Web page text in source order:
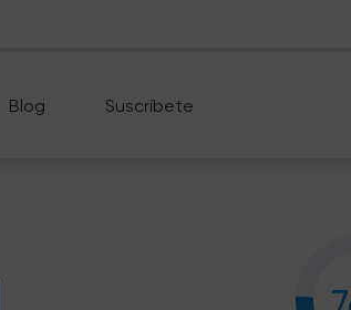
Blog Suscríbete